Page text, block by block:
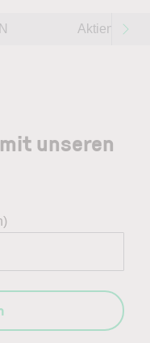
Aktien im
unseren